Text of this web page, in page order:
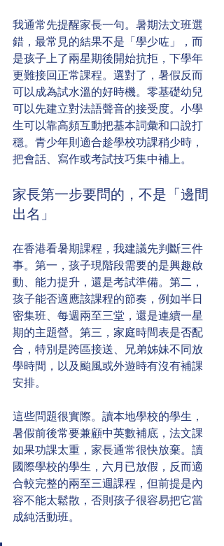
我通常先提醒家長一句。暑期法文班選
錯，最常見的結果不是「學少咗」，而
是孩子上了兩星期後開始抗拒，下學年
更難接回正常課程。選對了，暑假反而
可以成為試水溫的好時機。零基礎幼兒
可以先建立對法語聲音的接受度。小學
生可以靠高頻互動把基本詞彙和口說打
穩。青少年則適合趁學校功課稍少時，
把會話、寫作或考試技巧集中補上。
家長第一步要問的，不是「邊間
出名」
在香港看暑期課程，我建議先判斷三件
事。第一，孩子現階段需要的是興趣啟
動、能力提升，還是考試準備。第二，
孩子能否適應該課程的節奏，例如半日
密集班、每週兩至三堂，還是連續一星
期的主題營。第三，家庭時間表是否配
合，特別是跨區接送、兄弟姊妹不同放
學時間，以及颱風或外遊時有沒有補課
安排。
這些問題很實際。讀本地學校的學生，
暑假前後常要兼顧中英數補底，法文課
如果功課太重，家長通常很快放棄。讀
國際學校的學生，六月已放假，反而適
合較完整的兩至三週課程，但前提是內
容不能太鬆散，否則孩子很容易把它當
成純活動班。